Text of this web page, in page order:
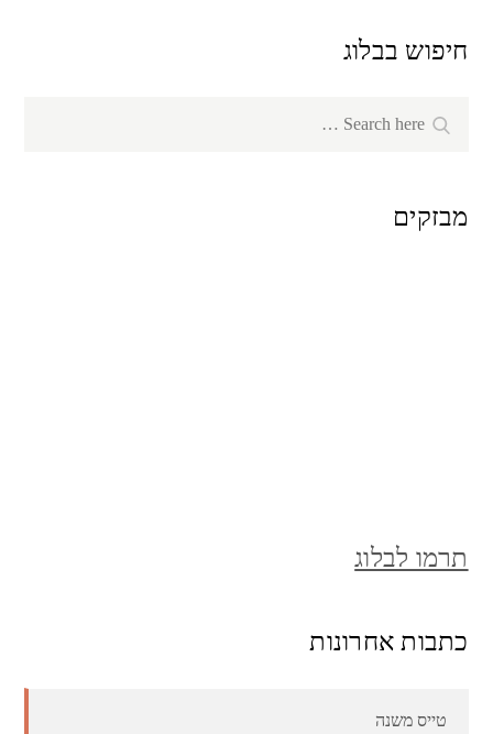
חיפוש בבלוג
Search
מבזקים
תרמו לבלוג
כתבות אחרונות
טייס משנה